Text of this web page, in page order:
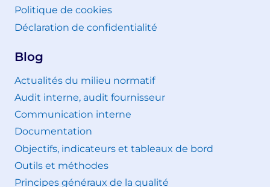
Politique de cookies
Déclaration de confidentialité
Blog
Actualités du milieu normatif
Audit interne, audit fournisseur
Communication interne
Documentation
Objectifs, indicateurs et tableaux de bord
Outils et méthodes
Principes généraux de la qualité